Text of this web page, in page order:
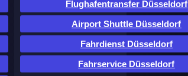
Flughafentransfer Düsseldorf
Airport Shuttle Düsseldorf
Fahrdienst Düsseldorf
Fahrservice Düsseldorf